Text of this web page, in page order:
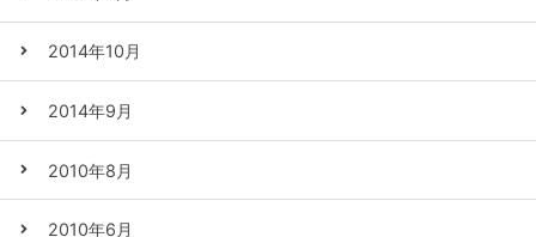
2014年10月
2014年9月
2010年8月
2010年6月